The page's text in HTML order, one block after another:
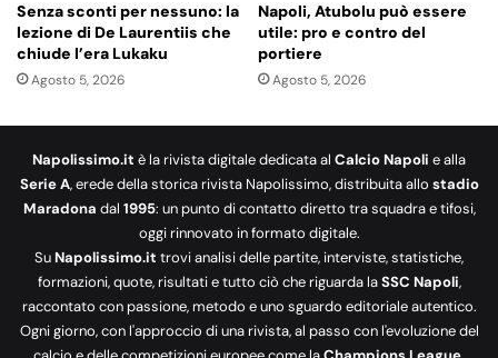
Senza sconti per nessuno: la
lezione di De Laurentiis che
chiude l’era Lukaku
Agosto 5, 2026
Napoli, Atubolu può essere
utile: pro e contro del
portiere
Agosto 5, 2026
Napolissimo.it è la rivista digitale dedicata al Calcio Napoli e alla
Serie A, erede della storica rivista Napolissimo, distribuita allo stadio
Maradona dal 1995: un punto di contatto diretto tra squadra e tifosi,
oggi rinnovato in formato digitale.
SuNapolissimo.it trovi analisi delle partite, interviste, statistiche,
formazioni, quote, risultati e tutto ciò che riguarda laSSC Napoli,
raccontato con passione, metodo e uno sguardo editoriale autentico.
Ogni giorno, con l'approccio di una rivista, al passo con l'evoluzione del